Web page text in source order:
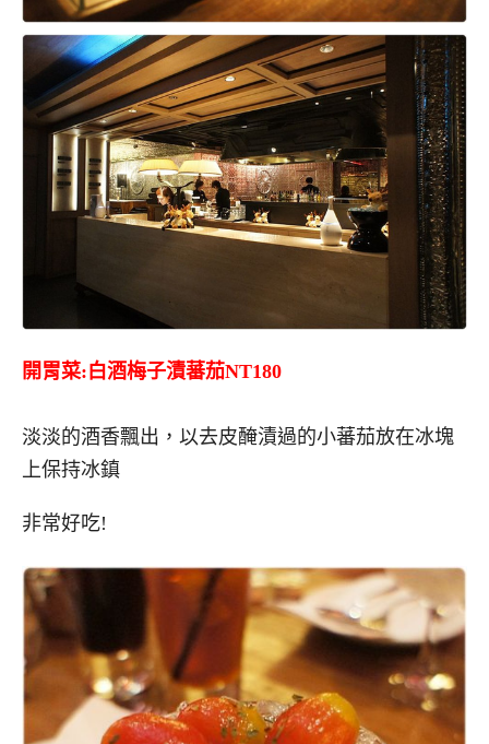
開胃菜:白酒梅子漬蕃茄NT180
淡淡的酒香飄出，以去皮醃漬過的小蕃茄放在冰塊
上保持冰鎮
非常好吃!